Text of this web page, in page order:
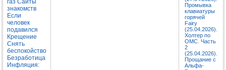
газ Сайты
знакомств
Если
человек
подавился
Крещение
Снять
беспокойство
Безработица
Инфляция:
Промывка
клавиатуры
горячей
Fairy
(25.04.2026).
Холтер по
ОМС. Часть
2
(25.04.2026).
Прощание с
Альфа-